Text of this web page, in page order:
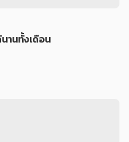
านทั้งเดือน